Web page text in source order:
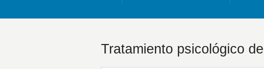
Tratamiento psicológico